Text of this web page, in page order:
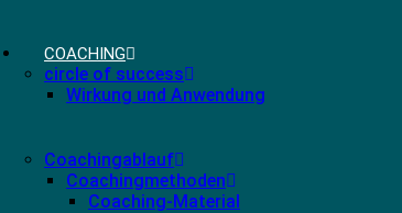
COACHING
circle of success
Wirkung und Anwendung
Coachingablauf
Coachingmethoden
Coaching-Material